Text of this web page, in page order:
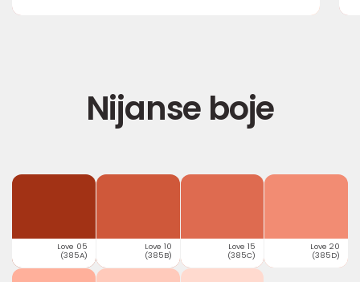
Nijanse boje
Love 05
(385A)
Love 10
(385B)
Love 15
(385C)
Love 20
(385D)